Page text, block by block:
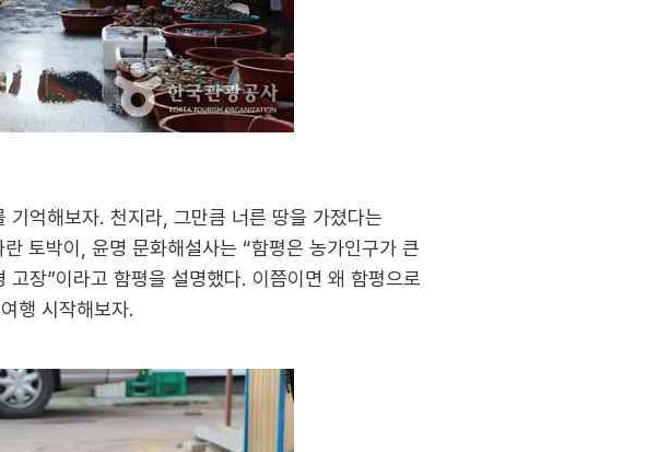
기억해보자. 천지라, 그만큼 너른 땅을 가졌다는
토박이, 윤명 문화해설사는 “함평은 농가인구가 큰
장”이라고 함평을 설명했다. 이쯤이면 왜 함평으로
행 시작해보자.